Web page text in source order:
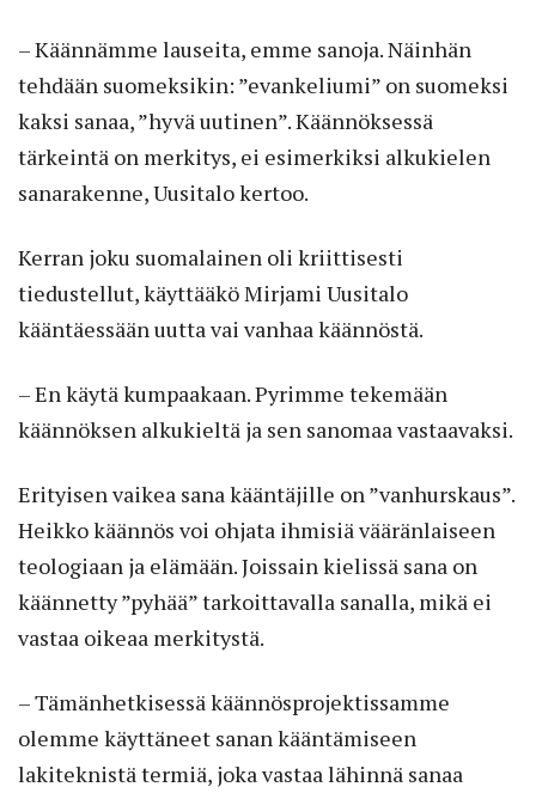
– Käännämme lauseita, emme sanoja. Näinhän
tehdään suomeksikin: ”evankeliumi” on suomeksi
kaksi sanaa, ”hyvä uutinen”. Käännöksessä
tärkeintä on merkitys, ei esimerkiksi alkukielen
sanarakenne, Uusitalo kertoo.
Kerran joku suomalainen oli kriittisesti
tiedustellut, käyttääkö Mirjami Uusitalo
kääntäessään uutta vai vanhaa käännöstä.
– En käytä kumpaakaan. Pyrimme tekemään
käännöksen alkukieltä ja sen sanomaa vastaavaksi.
Erityisen vaikea sana kääntäjille on ”vanhurskaus”.
Heikko käännös voi ohjata ihmisiä vääränlaiseen
teologiaan ja elämään. Joissain kielissä sana on
käännetty ”pyhää” tarkoittavalla sanalla, mikä ei
vastaa oikeaa merkitystä.
– Tämänhetkisessä käännösprojektissamme
olemme käyttäneet sanan kääntämiseen
lakiteknistä termiä, joka vastaa lähinnä sanaa